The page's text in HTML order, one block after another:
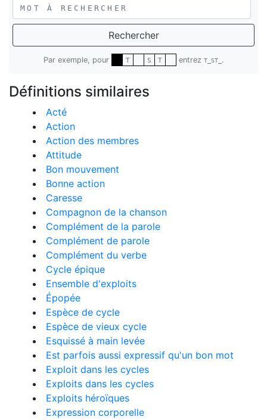
Rechercher
Par exemple, pour T S T entrez T_ST_ .
Définitions similaires
Acté
Action
Action des membres
Attitude
Bon mouvement
Bonne action
Caresse
Compagnon de la chanson
Complément de la parole
Complément de parole
Complément du verbe
Cycle épique
Ensemble d'exploits
Épopée
Espèce de cycle
Espèce de vieux cycle
Esquissé à main levée
Est parfois aussi expressif qu'un bon mot
Exploit dans les cycles
Exploits dans les cycles
Exploits héroïques
Expression corporelle